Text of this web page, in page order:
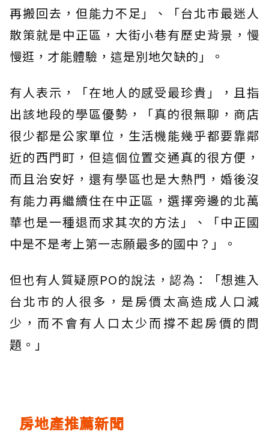
再搬回去，但能力不足」、「台北市最迷人
散策就是中正區，大街小巷有歷史背景，慢
慢逛，才能體驗，這是別地欠缺的」。
有人表示，「在地人的感受最珍貴」，且指
出該地段的學區優勢，「真的很無聊，商店
很少都是公家單位，生活機能幾乎都要靠鄰
近的西門町，但這個位置交通真的很方便，
而且治安好，還有學區也是大熱門，婚後沒
有能力再繼續住在中正區，選擇旁邊的北萬
華也是一種退而求其次的方法」、「中正國
中是不是考上第一志願最多的國中？」。
但也有人質疑原PO的說法，認為：「想進入
台北市的人很多，是房價太高造成人口減
少，而不會有人口太少而撐不起房價的問
題。」
房地產推薦新聞